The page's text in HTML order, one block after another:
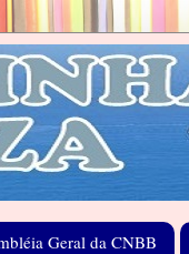
Geral da CNBB